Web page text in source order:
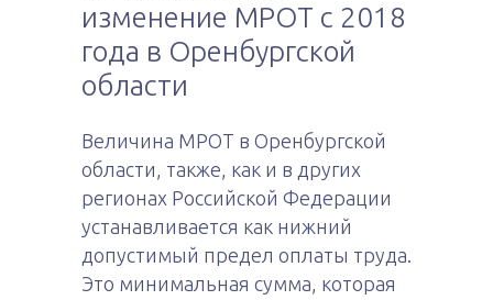
изменение МРОТ с 2018
года в Оренбургской
области
Величина МРОТ в Оренбургской
области, также, как и в других
регионах Российской Федерации
устанавливается как нижний
допустимый предел оплаты труда.
Это минимальная сумма, которая